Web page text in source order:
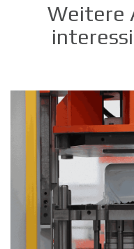
Weitere